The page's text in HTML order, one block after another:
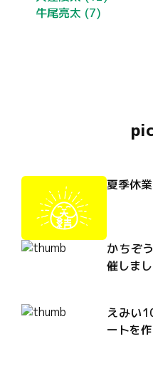
牛尾亮太 (7)
夏季休
かちぞ
催しま
えみい
ートを